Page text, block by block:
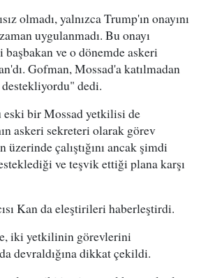
olmadı, yalnızca Trump'ın onayını
uygulanmadı. Bu onayı
ve o dönemde askeri
Gofman, Mossad'a katılmadan
destekliyordu" dedi.
bir Mossad yetkilisi de
askeri sekreteri olarak görev
üzerinde çalıştığını ancak şimdi
ve teşvik ettiği plana karşı
Kan da eleştirileri haberleştirdi.
iki yetkilinin görevlerini
devraldığına dikkat çekildi.